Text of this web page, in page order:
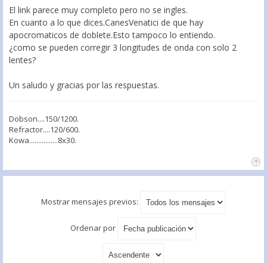
El link parece muy completo pero no se ingles.
En cuanto a lo que dices.CanesVenatici de que hay
apocromaticos de doblete.Esto tampoco lo entiendo.
¿como se pueden corregir 3 longitudes de onda con solo 2
lentes?
Un saludo y gracias por las respuestas.
Dobson....150/1200.
Refractor....120/600.
Kowa................8x30.
Mostrar mensajes previos:
Ordenar por